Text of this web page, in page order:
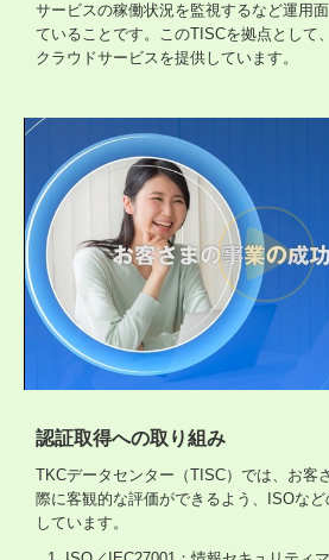
サービスの稼働状況を監視するなど運用
ていることです。このTISCを拠点として
クラウドサービスを提供しています。
認証取得への取り組み
TKCデータセンター（TISC）では、お客
際に客観的な評価ができるよう、ISOな
しています。